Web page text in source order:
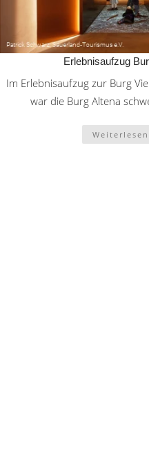
Erlebnisaufzug
Im Erlebnisaufzug zur Burg
war die Burg Altena
Weiterlesen